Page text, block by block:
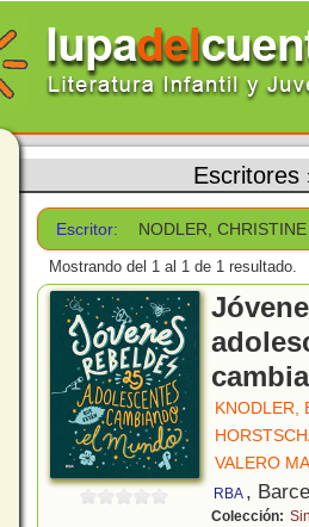
Escritores
Escritor: NODLER, CHRISTINE
Mostrando del 1 al 1 de 1 resultado.
KNODLER,
VALERO
RBA ,
Colección: